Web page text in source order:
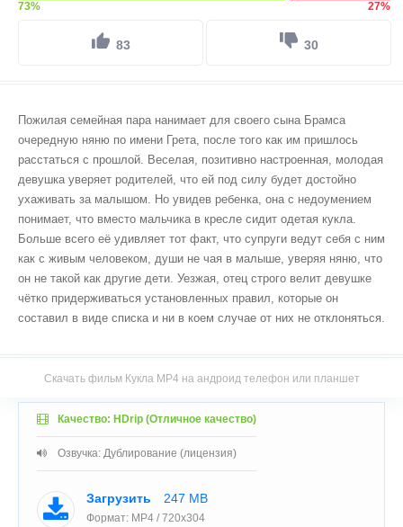
73% 27%
83 30
Пожилая семейная пара нанимает для своего сына Брамса
очередную няню по имени Грета, после того как им пришлось
расстаться с прошлой. Веселая, позитивно настроенная, молодая
девушка уверяет родителей, что ей под силу будет достойно
ухаживать за малышом. Но увидев ребенка, она с недоумением
понимает, что вместо мальчика в кресле сидит одетая кукла.
Больше всего её удивляет тот факт, что супруги ведут себя с ним
как с живым человеком, души не чая в малыше, уверяя няню, что
он не такой как другие дети. Уезжая, отец строго велит девушке
чётко придерживаться установленных правил, которые он
составил в виде списка и ни в коем случае от них не отклоняться.
Скачать фильм Кукла MP4 на андроид телефон или планшет
Качество: HDrip (Отличное качество)
Озвучка: Дублирование (лицензия)
Загрузить 247 MB
Формат: MP4 / 720x304